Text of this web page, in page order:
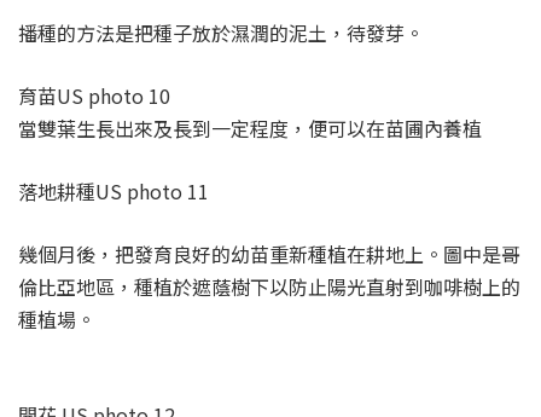
播種的方法是把種子放於濕潤的泥土，待發芽。
育苗US photo 10
當雙葉生長出來及長到一定程度，便可以在苗圃內養植
落地耕種US photo 11
幾個月後，把發育良好的幼苗重新種植在耕地上。圖中是哥
倫比亞地區，種植於遮蔭樹下以防止陽光直射到咖啡樹上的
種植場。